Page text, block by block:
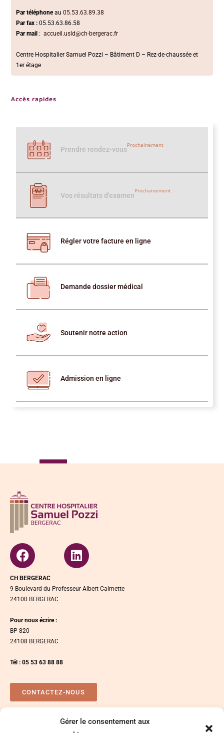
Gérer le consentement aux
Par téléphoneau05.53.63.89.38
Par fax :05.53.63.86.58
Par mail:accueil.usld@ch-bergerac.fr
Centre Hospitalier Samuel Pozzi – Bâtiment D – Rez-de-chaussée et
1er étage
Accès rapides
Prendre rendez-vous
Prochainement
Vos résultats d'examen
Prochainement
Régler votre facture en ligne
Demande dossier médical
Soutenir notre action
Admission en ligne
CH BERGERAC
9 Boulevard du Professeur Albert Calmette
24100 BERGERAC
Pour nous écrire :
BP 820
24108 BERGERAC
Tél : 05 53 63 88 88
CONTACTEZ-NOUS
Espace presse